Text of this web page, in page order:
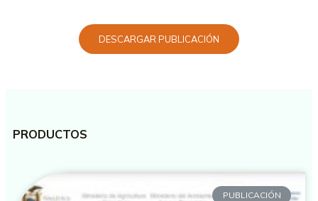
DESCARGAR PUBLICACIÓN
PRODUCTOS
PUBLICACIÓN